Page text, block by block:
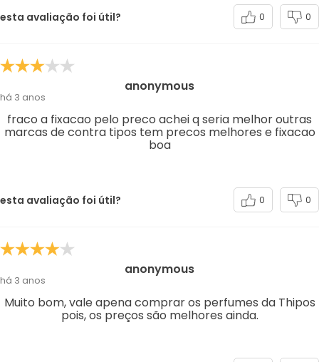
esta avaliação foi útil? 0 0
anonymous
há 3 anos
fraco a fixacao pelo preco achei q seria melhor outras
marcas de contra tipos tem precos melhores e fixacao
boa
esta avaliação foi útil? 0 0
anonymous
há 3 anos
Muito bom, vale apena comprar os perfumes da Thipos
pois, os preços são melhores ainda.